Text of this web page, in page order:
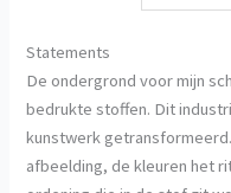
Statements
De ondergrond voor mijn
bedrukte stoffen. Dit
kunstwerk
afbeelding, de kleuren het